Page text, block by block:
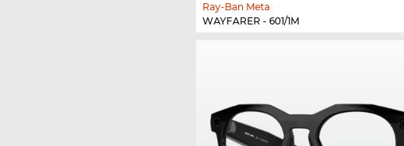
Ray-Ban Meta
WAYFARER - 601/1M